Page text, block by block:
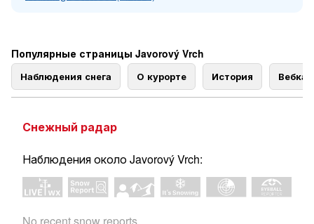
Популярные страницы Javorový Vrch
Наблюдения снега О курорте История
Снежный радар
Наблюдения около Javorový Vrch: